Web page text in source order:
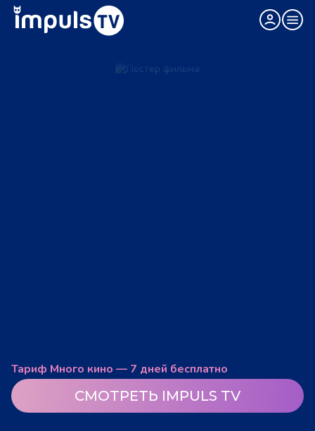
Тариф Много кино — 7 дней бесплатно
СМОТРЕТЬ IMPULS TV